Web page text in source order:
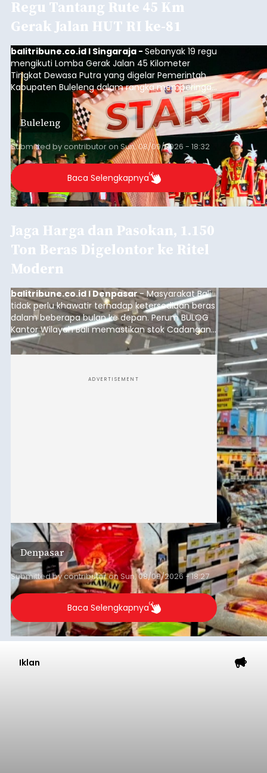
Regu Tantang Rute 45 Km
Gerak Jalan HUT RI ke-81
balitribune.co.id I Singaraja - Sebanyak 19 regu
mengikuti Lomba Gerak Jalan 45 Kilometer
Tingkat Dewasa Putra yang digelar Pemerintah
Kabupaten Buleleng dalam rangka memperingati
HUT ke-81 Kemerdekaan Republik Indonesia.
Lomba resmi dimulai dari Lapangan Sepak Bola
Desa Celukan Bawang, Sabtu (8/8/2026) malam.
Buleleng
Submitted bycontributoron Sun, 08/09/2026 - 18:32
Baca Selengkapnya
Jaga Harga dan Pasokan, 1.150
Ton Beras Digelontor ke Ritel
Modern
balitribune.co.id I Denpasar- Masyarakat Bali
tidak perlu khawatir terhadap ketersediaan beras
dalam beberapa bulan ke depan. Perum BULOG
Kantor Wilayah Bali memastikan stok Cadangan
Beras Pemerintah (CBP) masih dalam kondisi
aman, bahkan diproyeksikan mampu memenuhi
ADVERTISEMENT
Denpasar
Submitted bycontributoronSun, 08/09/2026 - 18:27
Baca Selengkapnya
Iklan